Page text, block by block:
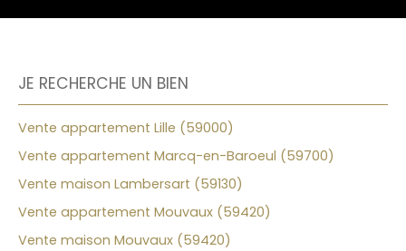
JE RECHERCHE UN BIEN
Vente appartement Lille (59000)
Vente appartement Marcq-en-Baroeul (59700)
Vente maison Lambersart (59130)
Vente appartement Mouvaux (59420)
Vente maison Mouvaux (59420)